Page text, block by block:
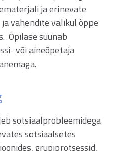
ja erinevate
vahendite valikul õppe
Õpilase suunab
või aineõpetaja
sotsiaalprobleemidega
sotsiaalsetes
grupiprotsessid,